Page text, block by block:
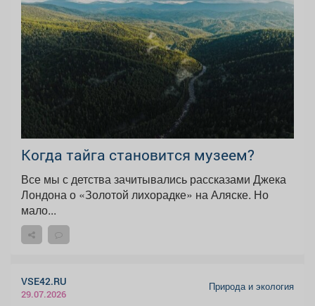
Когда тайга становится музеем?
Все мы с детства зачитывались рассказами Джека
Лондона о «Золотой лихорадке» на Аляске. Но
мало...
VSE42.RU
29.07.2026
Природа и экология